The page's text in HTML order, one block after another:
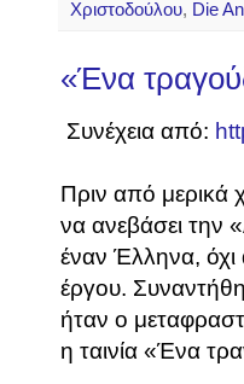
Χριστοδούλου, Die
«Ένα
Συνέχεια από:
Πριν από μερικά
να ανεβάσει την
έναν Έλληνα,
έργου.
ήταν ο
η ταινία «Ένα